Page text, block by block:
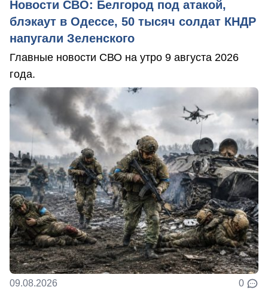
Новости СВО: Белгород под атакой,
блэкаут в Одессе, 50 тысяч солдат КНДР
напугали Зеленского
Главные новости СВО на утро 9 августа 2026
года.
09.08.2026 0